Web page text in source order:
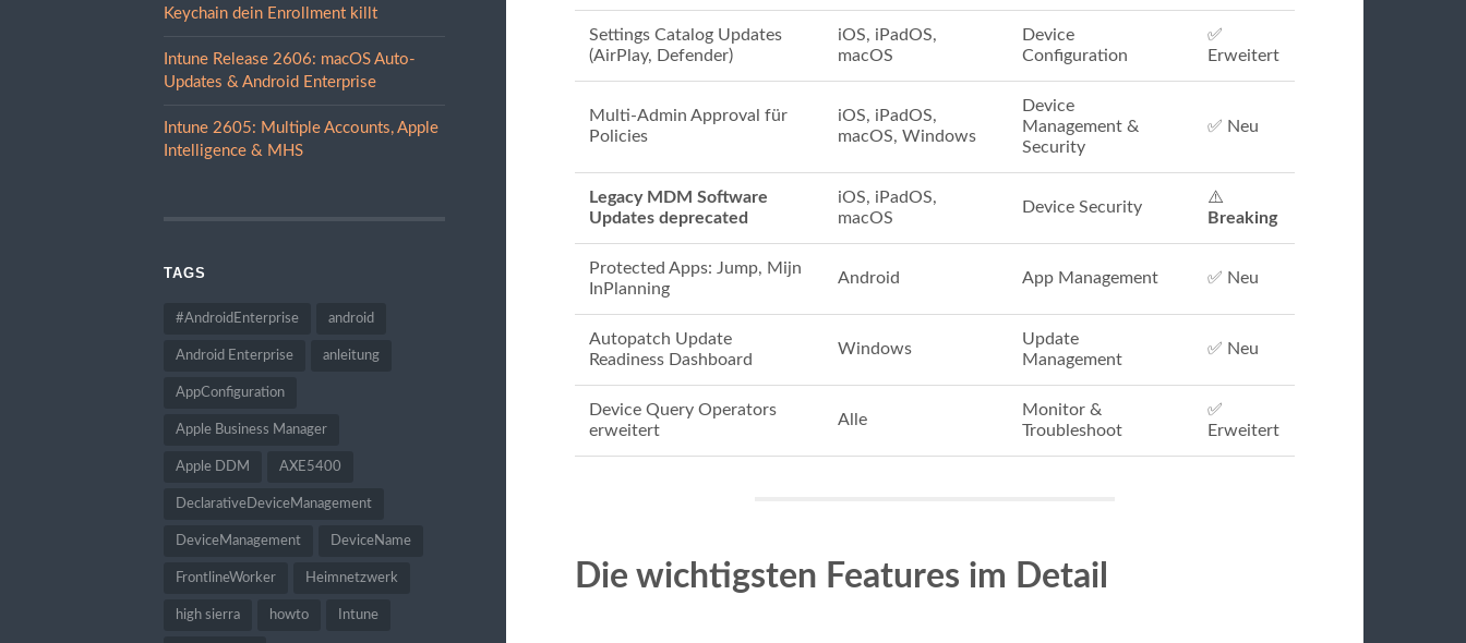
Keychain dein Enrollment killt
Intune Release 2606: macOS Auto-
Updates & Android Enterprise
Intune 2605: Multiple Accounts, Apple
Intelligence & MHS
TAGS
#AndroidEnterprise android
Android Enterprise anleitung
AppConfiguration
Apple Business Manager
Apple DDM AXE5400
DeclarativeDeviceManagement
DeviceManagement DeviceName
FrontlineWorker Heimnetzwerk
high sierra howto Intune
Settings Catalog Updates
(AirPlay, Defender)
iOS, iPadOS,
macOS
Device
Configuration
✅
Erweitert
Multi-Admin Approval für
Policies
iOS, iPadOS,
macOS, Windows
Device
Management &
Security
✅ Neu
Legacy MDM Software
Updates deprecated
iOS, iPadOS,
macOS
Device Security
⚠️
Breaking
Protected Apps: Jump, Mijn
InPlanning
Android App Management ✅ Neu
Autopatch Update
Readiness Dashboard
Windows
Update
Management
✅ Neu
Device Query Operators
erweitert
Alle
Monitor &
Troubleshoot
✅
Erweitert
Die wichtigsten Features im Detail